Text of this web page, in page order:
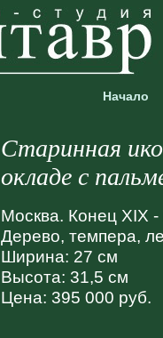
Начало
Старинная
окладе с
Москва. Конец XIX
Дерево, темпера,
Ширина: 27 см
Высота: 31,5 см
Цена: 395 000 руб.